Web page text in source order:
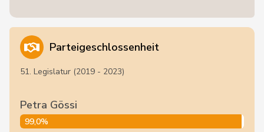
Parteigeschlossenheit
51. Legislatur (2019 - 2023)
Petra Gössi
99,0%